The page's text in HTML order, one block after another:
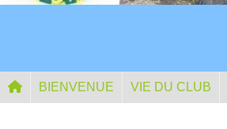
BIENVENUE VIE DU CLUB